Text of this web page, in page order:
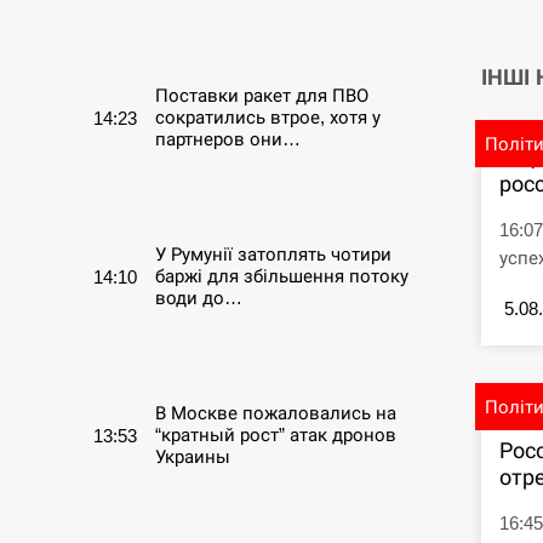
14:23
Поставки ракет для ПВО
сократились втрое, хотя у
партнеров они…
14:10
У Румунії затоплять чотири
баржі для збільшення потоку
води до…
13:53
В Москве пожаловались на
“кратный рост” атак дронов
Украины
ІНШІ
В